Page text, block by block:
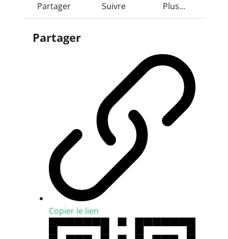
Partager Suivre Plus...
Partager
Copier le lien